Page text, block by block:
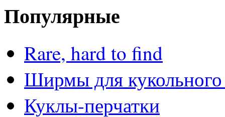
Популярные
Rare, hard to find
Ширмы для кукольного
Куклы-перчатки